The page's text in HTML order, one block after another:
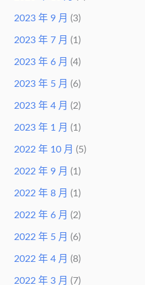
2023 年 9 月 (3)
2023 年 7 月 (1)
2023 年 6 月 (4)
2023 年 5 月 (6)
2023 年 4 月 (2)
2023 年 1 月 (1)
2022 年 10 月 (5)
2022 年 9 月 (1)
2022 年 8 月 (1)
2022 年 6 月 (2)
2022 年 5 月 (6)
2022 年 4 月 (8)
2022 年 3 月 (7)